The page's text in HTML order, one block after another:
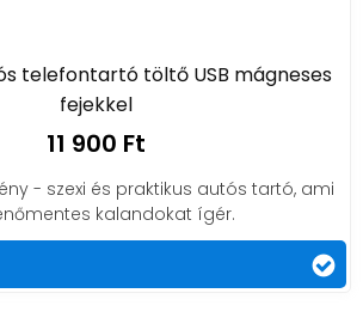
telefontartó töltő USB mágneses
fejekkel
11 900 Ft
- szexi és praktikus autós tartó, ami
kalandokat ígér.